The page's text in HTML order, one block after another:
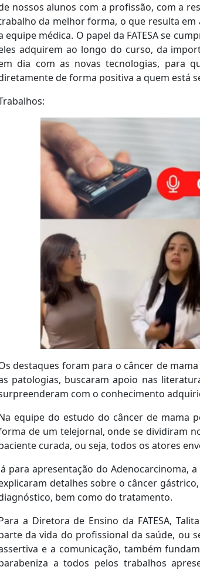
nossos alunos com a profissão, com a
da melhor forma, o que resulta
equipe médica. O papel da FATESA se
adquirem ao longo do curso, da
dia com as novas tecnologias, para
de forma positiva a quem está
destaques foram para o câncer de
patologias, buscaram apoio nas
com o conhecimento
equipe do estudo do câncer de mama
de um telejornal, onde se dividiram
curada, ou seja, todos os atores
para apresentação do Adenocarcinoma, a
detalhes sobre o câncer
bem como do tratamento.
a Diretora de Ensino da FATESA,
da vida do profissional da saúde, ou
e a comunicação, também
a todos pelos trabalhos